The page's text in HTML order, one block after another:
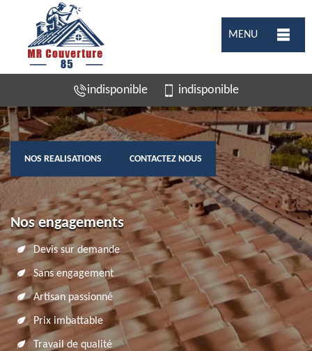
MENU
indisponible indisponible
NOS REALISATIONS CONTACTEZ NOUS
Nos engagements
Devis sur demande
Sans engagement
Artisan passionné
Prix imbattable
Travail de qualité